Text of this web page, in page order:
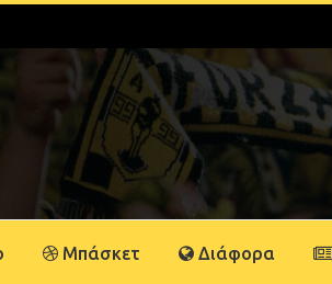
Μπάσκετ Διάφορα